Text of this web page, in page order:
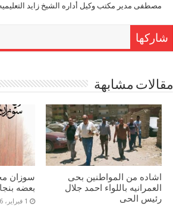
مصطفى مدير مكتب وكيل أداره الشيخ زايد
شاركها
مقالات مشابهة
اشاده من المواطنين بحى
العمرانيه باللواء احمد جلال
رئيس الحى
سوزان
بعضه
1 فبراير، 2026